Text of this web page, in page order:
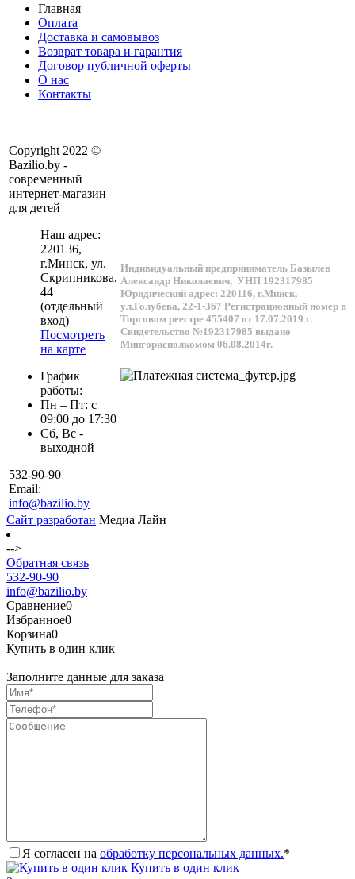
Главная
Оплата
Доставка и самовывоз
Возврат товара и гарантия
Договор публичной оферты
О нас
Контакты
Copyright 2022 ©
Bazilio.by -
современный
интернет-магазин
для детей
Наш адрес:
220136,
г.Минск, ул.
Скрипникова,
44
(отдельный
вход)
Посмотреть
на карте
График
работы:
Пн – Пт: с
09:00 до 17:30
Сб, Вс -
выходной
532-90-90
Email:
info@bazilio.by
Индивидуальный предприниматель Базылев
Александр Николаевич, УНП 192317985
Юридический адрес: 220116, г.Минск,
ул.Голубева, 22-1-367 Регистрационный номер в
Торговом реестре 455407 от 17.07.2019 г.
Свидетельство №192317985 выдано
Мингорисполкомом 06.08.2014г.
Сайт разработан Медиа Лайн
-->
Обратная связь
532-90-90
info@bazilio.by
Сравнение0
Избранное0
Корзина0
Купить в один клик
Заполните данные для заказа
Я согласен на обработку персональных данных.*
Купить в один клик